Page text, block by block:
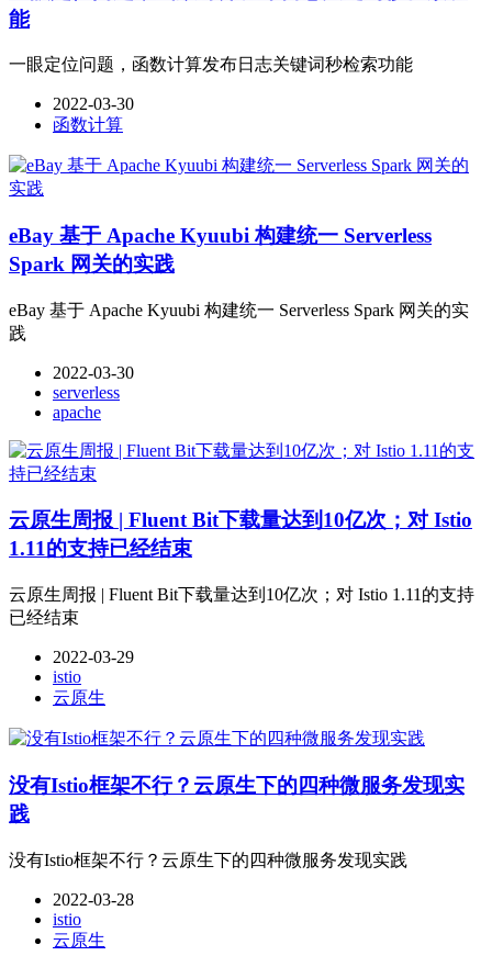
能
一眼定位问题，函数计算发布日志关键词秒检索功能
2022-03-30
函数计算
eBay 基于 Apache Kyuubi 构建统一 Serverless
Spark 网关的实践
eBay 基于 Apache Kyuubi 构建统一 Serverless Spark 网关的实
践
2022-03-30
serverless
apache
云原生周报 | Fluent Bit下载量达到10亿次；对 Istio
1.11的支持已经结束
云原生周报 | Fluent Bit下载量达到10亿次；对 Istio 1.11的支持
已经结束
2022-03-29
istio
云原生
没有Istio框架不行？云原生下的四种微服务发现实
践
没有Istio框架不行？云原生下的四种微服务发现实践
2022-03-28
istio
云原生